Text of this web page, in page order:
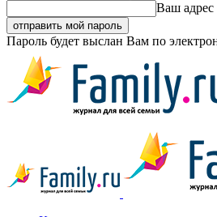
Ваш адрес
Пароль будет выслан Вам по